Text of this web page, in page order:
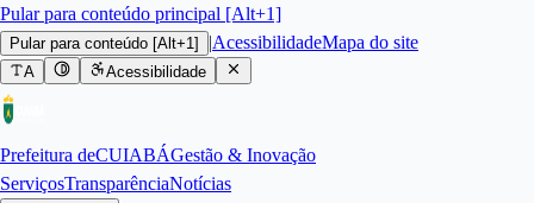
Pular para conteúdo principal [Alt+1]
Pular para conteúdo [Alt+1] |AcessibilidadeMapa do site
A Acessibilidade
Prefeitura deCUIABÁGestão & Inovação
ServiçosTransparênciaNotícias